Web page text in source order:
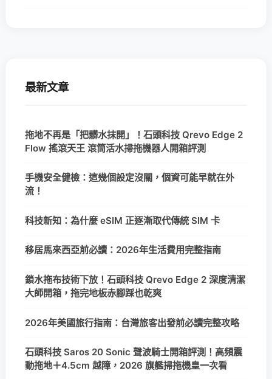
最新文章
拖地不再是「把髒水抹開」！石頭科技 Qrevo Edge 2
Flow 搖滾天王 滾筒活水掃拖機器人開箱評測
手機安全健檢：這幾個設定沒關，個資可能早就在外
流！
科技新知：為什麼 eSIM 正逐漸取代傳統 SIM 卡
移居馬來西亞前必讀：2026年生活費用完整指南
鎖水拖布技術下放！石頭科技 Qrevo Edge 2 深度清潔
大師開箱，拖完地板赤腳踩也乾爽
2026年美國旅行指南：台灣旅客出發前必讀完整攻略
石頭科技 Saros 20 Sonic 聲波騎士開箱評測！高頻震
動拖地＋4.5cm 越障，2026 旗艦掃拖機皇一次看